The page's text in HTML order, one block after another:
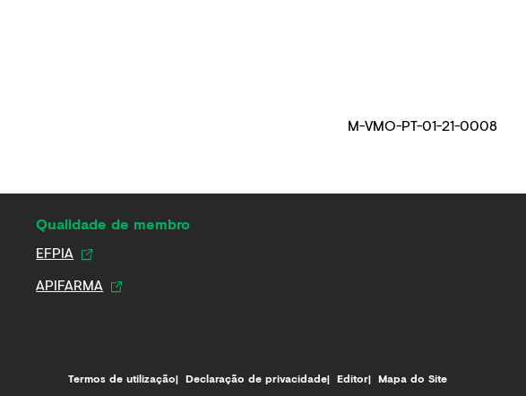
M-VMO-PT-01-21-0008
Qualidade de membro
EFPIA
APIFARMA
Termos de utilização Declaração de privacidade Editor Mapa do Site